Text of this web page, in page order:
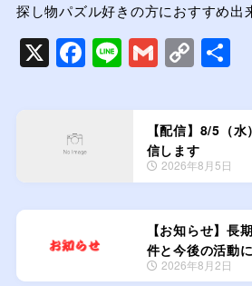
探し物パズル好きの方におすすめ出
X F
a
e
b
k
Li
n
e
G
m
ai
l
C
o
p
y
Li
k
共
【配信】8/5（
信します
2026年8月5日
【お知らせ】長
件と今後の活動
2026年8月2日